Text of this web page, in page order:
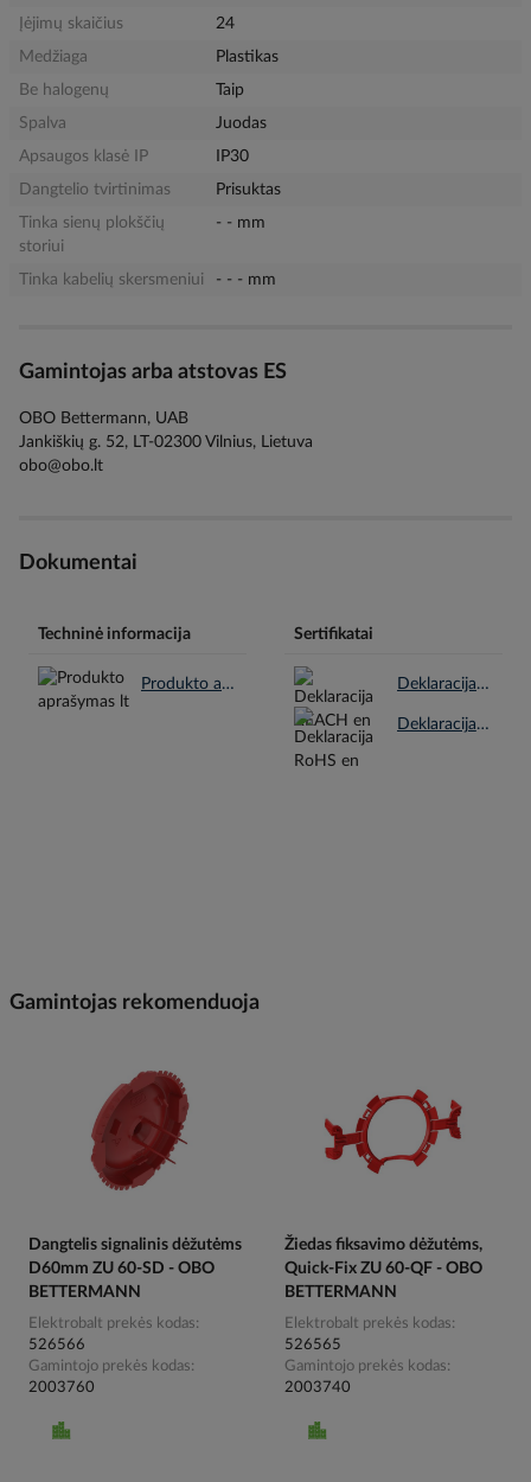
Įėjimų skaičius
24
Medžiaga
Plastikas
Be halogenų
Taip
Spalva
Juodas
Apsaugos klasė IP
IP30
Dangtelio tvirtinimas
Prisuktas
Tinka sienų plokščių
storiui
- - mm
Tinka kabelių skersmeniui - - - mm
Gamintojas arba atstovas ES
OBO Bettermann, UAB
Jankiškių g. 52, LT-02300 Vilnius, Lietuva
obo@obo.lt
Dokumentai
Techninė informacija
Produkto aprašymas lt.pdf
Sertifikatai
Deklaracija REACH en.pdf
Deklaracija RoHS en.pdf
Gamintojas rekomenduoja
Dangtelis signalinis dėžutėms
D60mm ZU 60-SD - OBO
BETTERMANN
Elektrobalt prekės kodas
526566
Gamintojo prekės kodas
2003760
Žiedas fiksavimo dėžutėms,
Quick-Fix ZU 60-QF - OBO
BETTERMANN
Elektrobalt prekės kodas
526565
Gamintojo prekės kodas
2003740